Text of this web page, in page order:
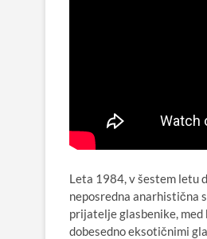
Leta 1984, v šestem letu
neposredna anarhistična
prijatelje glasbenike,
dobesedno eksotičnimi